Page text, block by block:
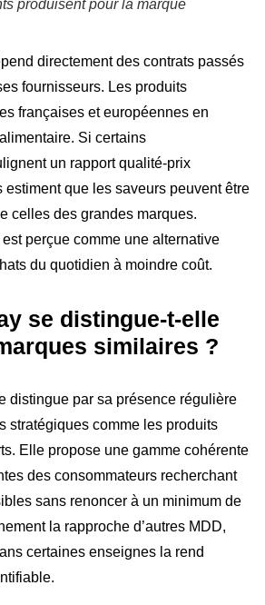
produisent pour la marque
directement des contrats passés
fournisseurs. Les produits
françaises et européennes en
Si certains
un rapport qualité-prix
estiment que les saveurs peuvent être
celles des grandes marques.
perçue comme une alternative
du quotidien à moindre coût.
se distingue-t-elle
similaires ?
distingue par sa présence régulière
stratégiques comme les produits
Elle propose une gamme cohérente
des consommateurs recherchant
sans renoncer à un minimum de
la rapproche d’autres MDD,
certaines enseignes la rend